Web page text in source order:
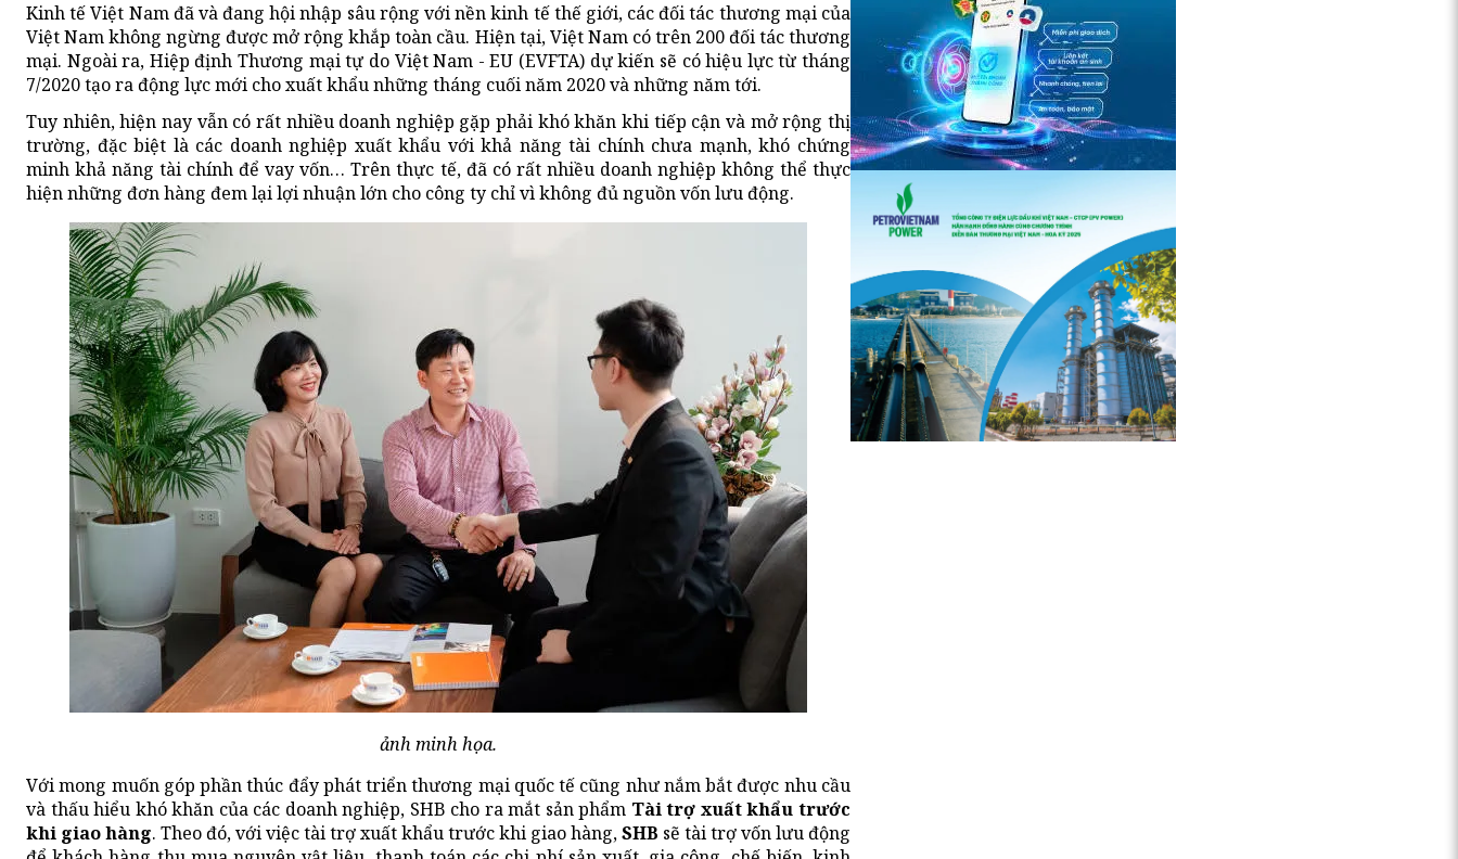
Kinh tế Việt Nam đã và đang hội nhập sâu rộng với nền kinh tế thế giới, các đối tác thương mại của
Việt Nam không ngừng được mở rộng khắp toàn cầu. Hiện tại, Việt Nam có trên 200 đối tác thương
mại. Ngoài ra, Hiệp định Thương mại tự do Việt Nam - EU (EVFTA) dự kiến sẽ có hiệu lực từ tháng
7/2020 tạo ra động lực mới cho xuất khẩu những tháng cuối năm 2020 và những năm tới.
Tuy nhiên, hiện nay vẫn có rất nhiều doanh nghiệp gặp phải khó khăn khi tiếp cận và mở rộng thị
trường, đặc biệt là các doanh nghiệp xuất khẩu với khả năng tài chính chưa mạnh, khó chứng
minh khả năng tài chính để vay vốn… Trên thực tế, đã có rất nhiều doanh nghiệp không thể thực
hiện những đơn hàng đem lại lợi nhuận lớn cho công ty chỉ vì không đủ nguồn vốn lưu động.
ảnh minh họa.
Với mong muốn góp phần thúc đẩy phát triển thương mại quốc tế cũng như nắm bắt được nhu cầu
và thấu hiểu khó khăn của các doanh nghiệp, SHB cho ra mắt sản phẩm Tài trợ xuất khẩu trước
khi giao hàng. Theo đó, với việc tài trợ xuất khẩu trước khi giao hàng,SHB sẽ tài trợ vốn lưu động